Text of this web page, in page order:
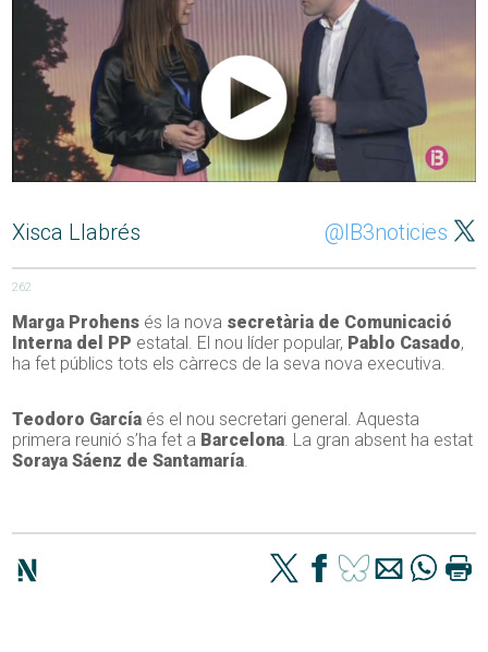
Xisca Llabrés @IB3noticies
262
Marga Prohens és la nova secretària de Comunicació
Interna del PP estatal. El nou líder popular, Pablo Casado,
ha fet públics tots els càrrecs de la seva nova executiva.
Teodoro García és el nou secretari general. Aquesta
primera reunió s’ha fet a Barcelona. La gran absent ha estat
Soraya Sáenz de Santamaría.